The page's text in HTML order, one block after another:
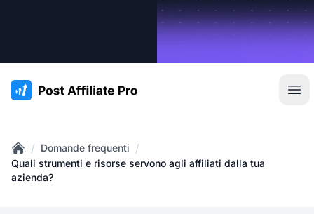
:site.title
Home
/ Domande frequenti /
Quali strumenti e risorse servono agli affiliati dalla tua
azienda?